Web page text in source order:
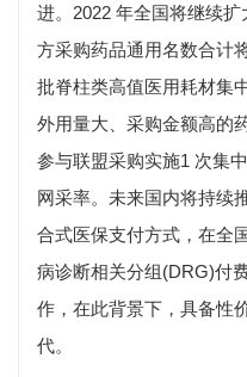
进。2022 年全国将继续
方采购药品通用名数合计
批脊柱类高值医用耗材集
外用量大、采购金额高的
参与联盟采购实施1 次集
网采率。未来国内将持续
合式医保支付方式，在全
病诊断相关分组(DRG)付
作，在此背景下，具备性
代。